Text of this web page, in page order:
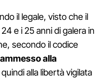
il legale, visto che il
e i 25 anni di galera in
secondo il codice
alla
alla libertà vigilata